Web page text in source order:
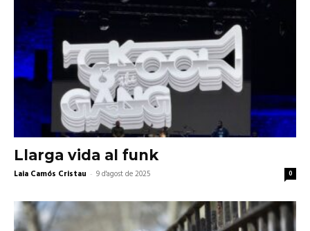
Llarga vida al funk
Laia Camós Cristau - 9 d'agost de 2025 0